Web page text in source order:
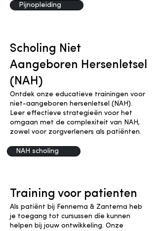
Pijnopleiding
Scholing Niet
Aangeboren Hersenletsel
(NAH)
Ontdek onze educatieve trainingen voor
niet-aangeboren hersenletsel (NAH).
Leer effectieve strategieën voor het
omgaan met de complexiteit van NAH,
zowel voor zorgverleners als patiënten.
NAH scholing
Training voor patienten
Als patiënt bij Fennema & Zantema heb
je toegang tot cursussen die kunnen
helpen bij jouw ontwikkeling. Onze